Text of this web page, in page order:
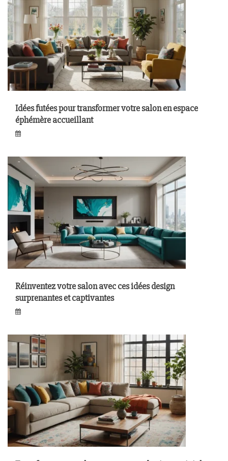
Idées futées pour transformer votre salon en espace
éphémère accueillant
Réinventez votre salon avec ces idées design
surprenantes et captivantes